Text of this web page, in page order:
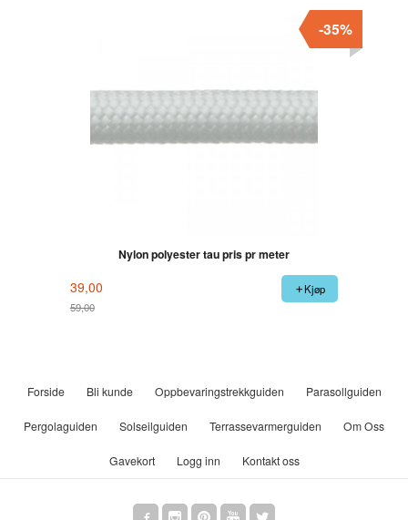
Nylon polyester tau pris pr meter
39,00
59,00
-35%
Kjøp
Forside Bli kunde Oppbevaringstrekkguiden Parasollguiden
Pergolaguiden Solseilguiden Terrassevarmerguiden Om Oss
Gavekort Logg inn Kontakt oss